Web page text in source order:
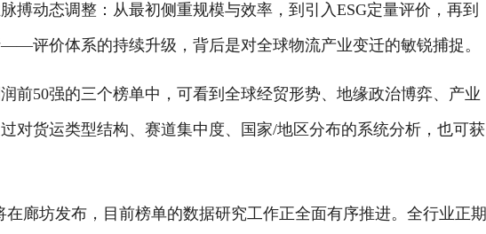
搏动态调整：从最初侧重规模与效率，到引入ESG定量评价，再到
评价体系的持续升级，背后是对全球物流产业变迁的敏锐捕捉。
前50强的三个榜单中，可看到全球经贸形势、地缘政治博弈、产业
对货运类型结构、赛道集中度、国家/地区分布的系统分析，也可获
在廊坊发布，目前榜单的数据研究工作正全面有序推进。全行业正期